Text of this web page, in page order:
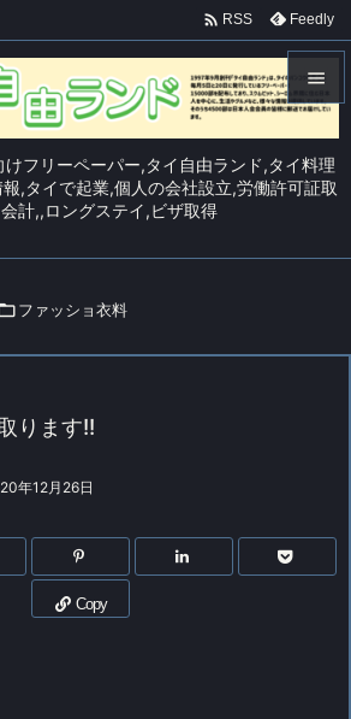
フリーペーパー,タイ自由ランド,タイ料理
,タイで起業,個人の会社設立,労働許可証取
計,,ロングステイ,ビザ取得

メニュ


 RSS Feedly
ファッショ衣料
ります!!
年12月26日
Copy